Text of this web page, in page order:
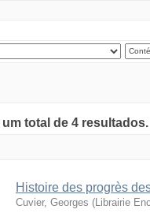
total de 4 resultados.
Histoire des progrès
Cuvier, Georges (Librairie